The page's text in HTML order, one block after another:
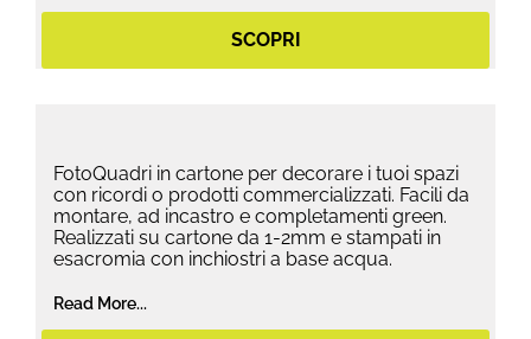
SCOPRI
FotoQuadri in cartone per decorare i tuoi spazi
con ricordi o prodotti commercializzati. Facili da
montare, ad incastro e completamenti green.
Realizzati su cartone da 1-2mm e stampati in
esacromia con inchiostri a base acqua.
Read More...